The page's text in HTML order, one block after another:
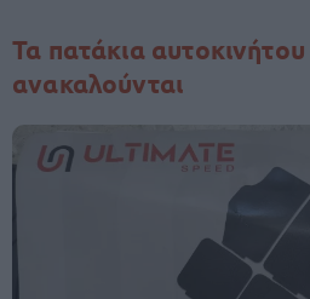
Τα πατάκια
ανακαλούνται